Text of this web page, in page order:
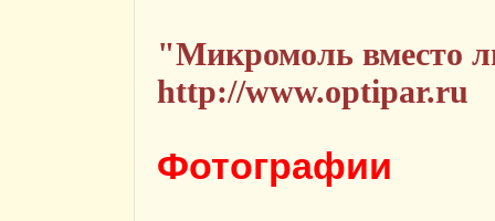
"Микромоль вместо
http://www.optipar.ru
Фотографии